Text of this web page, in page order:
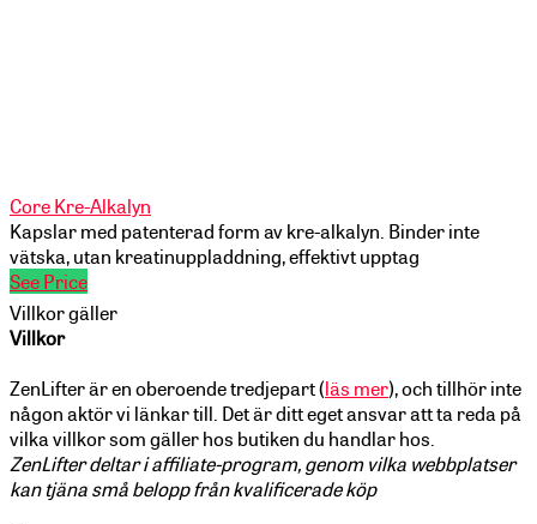
Core Kre-Alkalyn
Kapslar med patenterad form av kre-alkalyn. Binder inte
vätska, utan kreatinuppladdning, effektivt upptag
See Price
Villkor gäller
Villkor
ZenLifter är en oberoende tredjepart (läs mer), och tillhör inte
någon aktör vi länkar till. Det är ditt eget ansvar att ta reda på
vilka villkor som gäller hos butiken du handlar hos.
ZenLifter deltar i affiliate-program, genom vilka webbplatser
kan tjäna små belopp från kvalificerade köp